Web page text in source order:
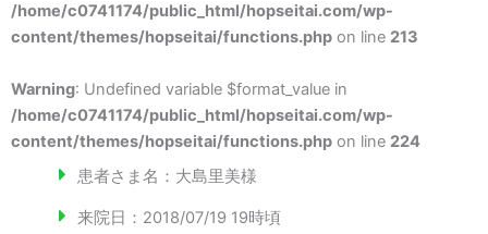
/home/c0741174/public_html/hopseitai.com/wp-
content/themes/hopseitai/functions.php on line 213
Warning: Undefined variable $format_value in
/home/c0741174/public_html/hopseitai.com/wp-
content/themes/hopseitai/functions.php on line 224
患者さま名： 大島里美様
来院日： 2018/07/19 19時頃